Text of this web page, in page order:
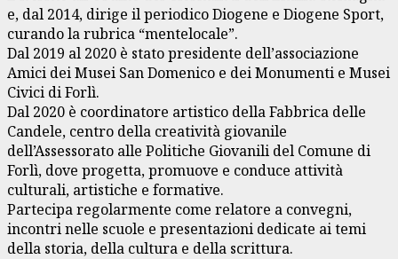
e, dal 2014, dirige il periodico Diogene e Diogene Sport,
curando la rubrica “mentelocale”.
Dal 2019 al 2020 è stato presidente dell’associazione
Amici dei Musei San Domenico e dei Monumenti e Musei
Civici di Forlì.
Dal 2020 è coordinatore artistico della Fabbrica delle
Candele, centro della creatività giovanile
dell’Assessorato alle Politiche Giovanili del Comune di
Forlì, dove progetta, promuove e conduce attività
culturali, artistiche e formative.
Partecipa regolarmente come relatore a convegni,
incontri nelle scuole e presentazioni dedicate ai temi
della storia, della cultura e della scrittura.